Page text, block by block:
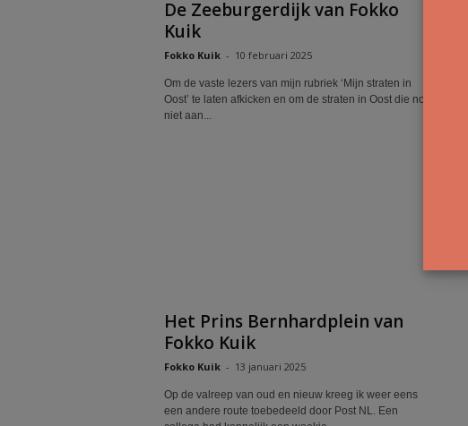
De Zeeburgerdijk van Fokko
Kuik
Fokko Kuik - 10 februari 2025
Om de vaste lezers van mijn rubriek ‘Mijn straten in
Oost’ te laten afkicken en om de straten in Oost die nog
niet aan...
Het Prins Bernhardplein van
Fokko Kuik
Fokko Kuik - 13 januari 2025
Op de valreep van oud en nieuw kreeg ik weer eens
een andere route toebedeeld door Post NL. Een